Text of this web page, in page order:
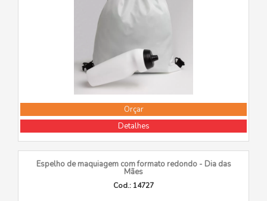
Orçar
Detalhes
Espelho de maquiagem com formato redondo - Dia das
Mães
Cod.: 14727